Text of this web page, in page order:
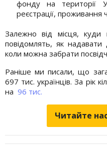
фонду на території
реєстрації, проживання
Залежно від місця, куди
повідомлять, як надавати
коли можна забрати
Раніше ми писали, що
697 тис. українців. За рік
на 96 тис.
Читайте